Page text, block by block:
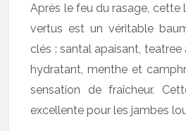
Après le feu du rasage, cette
vertus est un véritable
clés : santal apaisant,
hydratant, menthe et
sensation de fraîcheur.
excellente pour les jambes